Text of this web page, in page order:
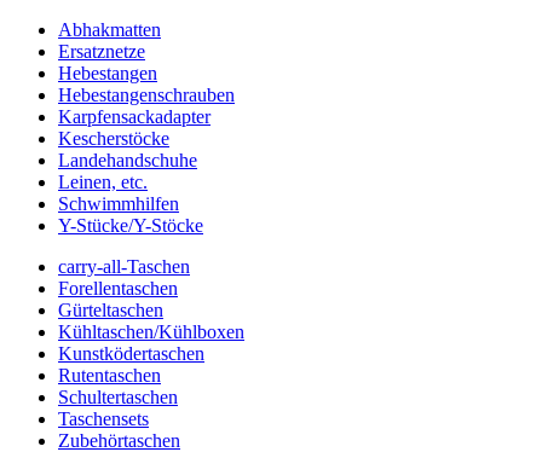
Abhakmatten
Ersatznetze
Hebestangen
Hebestangenschrauben
Karpfensackadapter
Kescherstöcke
Landehandschuhe
Leinen, etc.
Schwimmhilfen
Y-Stücke/Y-Stöcke
carry-all-Taschen
Forellentaschen
Gürteltaschen
Kühltaschen/Kühlboxen
Kunstködertaschen
Rutentaschen
Schultertaschen
Taschensets
Zubehörtaschen